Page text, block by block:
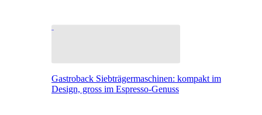
Gastroback Siebträgermaschinen: kompakt im
Design, gross im Espresso-Genuss